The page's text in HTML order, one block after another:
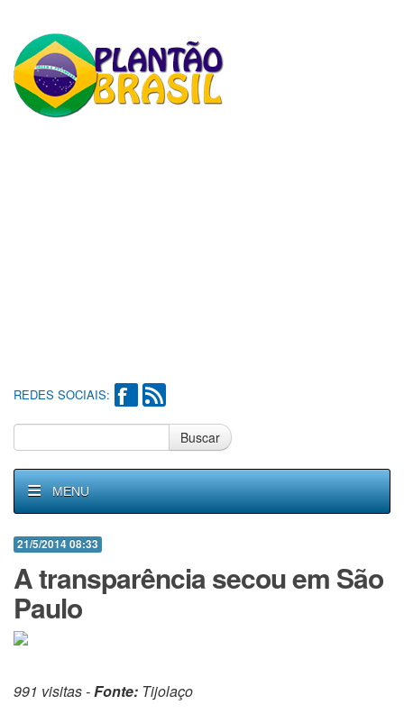
REDES SOCIAIS:
Buscar
MENU
21/5/2014 08:33
A transparência secou em São
Paulo
991 visitas -Fonte: Tijolaço